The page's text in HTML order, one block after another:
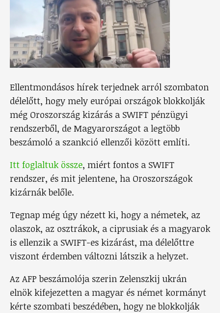
Ellentmondásos hírek terjednek arról szombaton
délelőtt, hogy mely európai országok blokkolják
még Oroszország kizárás a SWIFT pénzügyi
rendszerből, de Magyarországot a legtöbb
beszámoló a szankció ellenzői között említi.
Itt foglaltuk össze, miért fontos a SWIFT
rendszer, és mit jelentene, ha Oroszországok
kizárnák belőle.
Tegnap még úgy nézett ki, hogy a németek, az
olaszok, az osztrákok, a ciprusiak és a magyarok
is ellenzik a SWIFT-es kizárást, ma délelőttre
viszont érdemben változni látszik a helyzet.
Az AFP beszámolója szerin Zelenszkij ukrán
elnök kifejezetten a magyar és német kormányt
kérte szombati beszédében, hogy ne blokkolják